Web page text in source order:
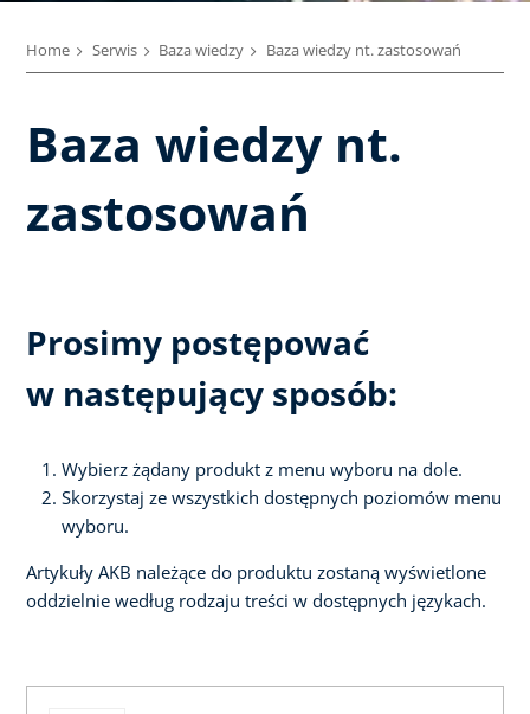
Home Serwis Baza wiedzy Baza wiedzy nt. zastosowań
Baza wiedzy nt.
zastosowań
Prosimy postępować
w następujący sposób:
Wybierz żądany produkt z menu wyboru na dole.
Skorzystaj ze wszystkich dostępnych poziomów menu
wyboru.
Artykuły AKB należące do produktu zostaną wyświetlone
oddzielnie według rodzaju treści w dostępnych językach.